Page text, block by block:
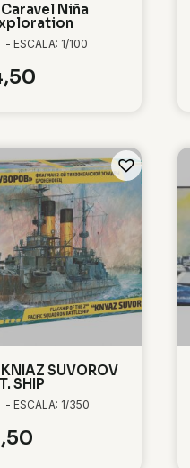
Niña
- ESCALA: 1/100
SUVOROV
SHIP
- ESCALA: 1/350